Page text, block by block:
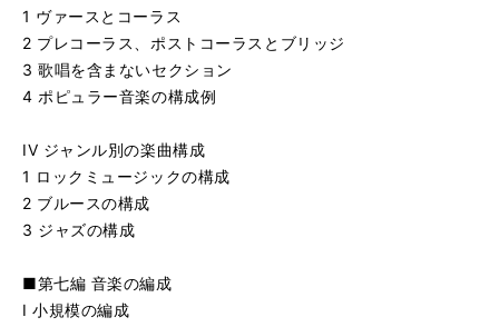
1 ヴァースとコーラス
2 プレコーラス、ポストコーラスとブリッジ
3 歌唱を含まないセクション
4 ポピュラー音楽の構成例
IV ジャンル別の楽曲構成
1 ロックミュージックの構成
2 ブルースの構成
3 ジャズの構成
■第七編 音楽の編成
I 小規模の編成